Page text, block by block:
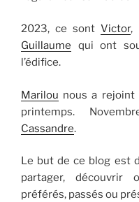
2023, ce sontVictor,
Guillaume qui ont
l’édifice.
Marilou nous a
printemps.
Cassandre.
Le but de ce blog est
partager, découvrir
préférés, passés ou